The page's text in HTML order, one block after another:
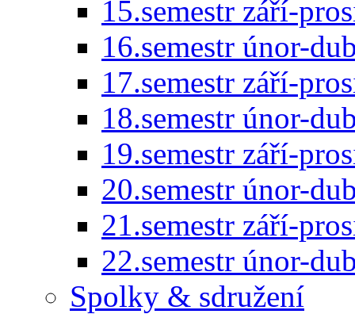
15.semestr září-
16.semestr únor-
17.semestr září-
18.semestr únor-
19.semestr září-
20.semestr únor-
21.semestr září-
22.semestr únor-
Spolky & sdružení